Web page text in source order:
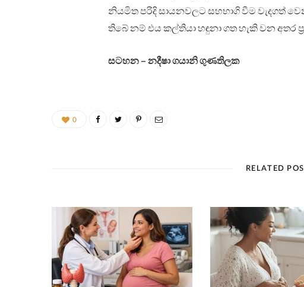
නියමිත පරිදි සායනවලට සහභාගි වීම වැදගත්
තිබේ නම් එය කල්තියා හඳුනා ගත හැකි වන අතර
සටහන – නදීෂා ගයානි ගුණතිලක
0
RELATED